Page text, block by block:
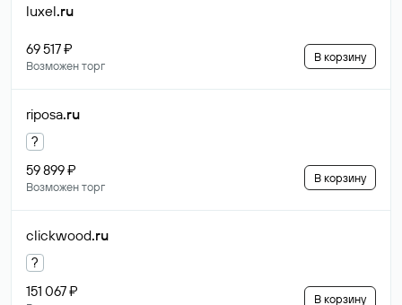
luxel.ru
69 517 ₽
Возможен торг
В корзину
riposa.ru
?
59 899 ₽
Возможен торг
В корзину
clickwood.ru
?
151 067 ₽
В корзину